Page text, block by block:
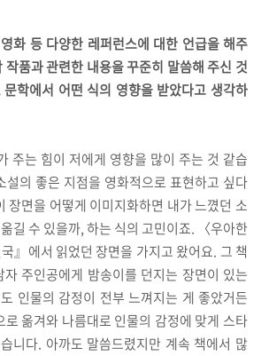
화 등 다양한 레퍼런스에 대한 언급을 해주
작품과 관련한 내용을 꾸준히 말씀해 주신 것
학에서 어떤 식의 영향을 받았다고 생각하
주는 힘이 저에게 영향을 많이 주는 것 같습
설의 좋은 지점을 영화적으로 표현하고 싶다
장면을 어떻게 이미지화하면 내가 느꼈던 소
길 수 있을까, 하는 식의 고민이죠. 〈우아한
』에서 읽었던 장면을 가지고 왔어요. 그 책
주인공에게 밤송이를 던지는 장면이 있는
인물의 감정이 전부 느껴지는 게 좋았거든
로 옮겨와 나름대로 인물의 감정에 맞게 스타
니다. 아까도 말씀드렸지만 계속 책에서 많